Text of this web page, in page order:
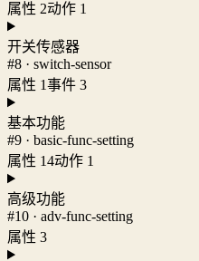
属性 2动作 1
开关传感器
#8 · switch-sensor
属性 1事件 3
基本功能
#9 · basic-func-setting
属性 14动作 1
高级功能
#10 · adv-func-setting
属性 3